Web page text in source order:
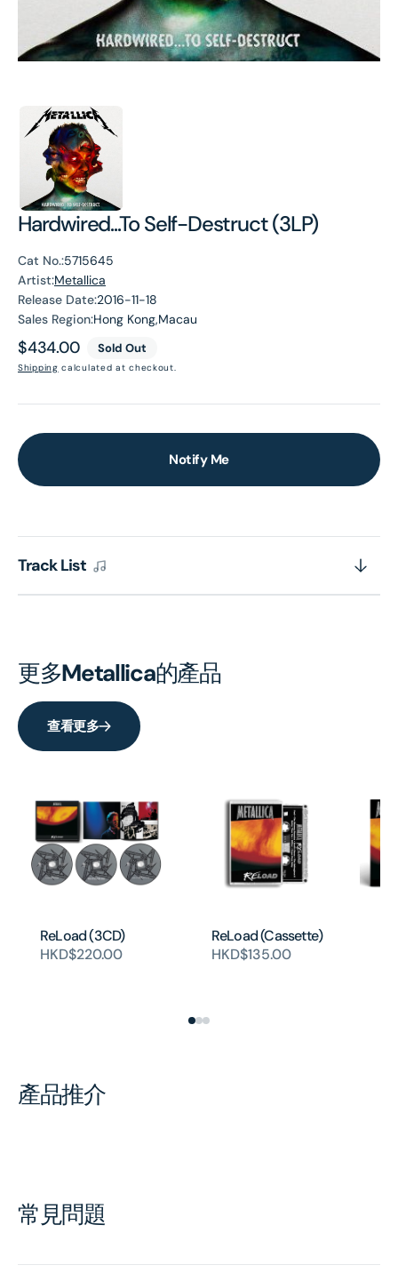
Hardwired...To Self-Destruct (3LP)
Cat No.:5715645
Artist:Metallica
Release Date:2016-11-18
Sales Region:Hong Kong,Macau
Regular
price
$434.00 Sold Out
Shipping calculated at checkout.
Notify Me
Track List
更多Metallica的產品
查看更多
ReLoad (3CD)
HKD$220.00
ReLoad (Cassette)
HKD$135.00
產品推介
常見問題